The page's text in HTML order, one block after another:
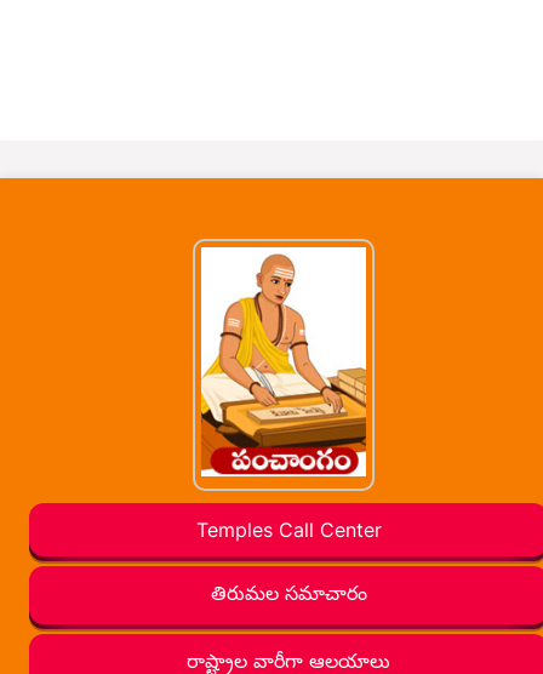
Temples Call Center
తిరుమల సమాచారం
రాష్ట్రాల వారీగా ఆలయాలు